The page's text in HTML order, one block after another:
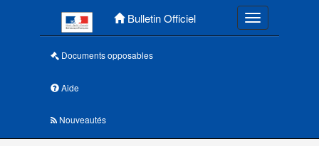
Bulletin Officiel Toggle
Documents opposables
Aide
Nouveautés